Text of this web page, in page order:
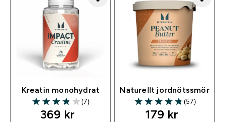
Kreatin monohydrat
3.86 out of 5 stars
(7)
369 kr‎
Naturellt jordnötssmör
4.81 out of 5 stars
(57)
179 kr‎